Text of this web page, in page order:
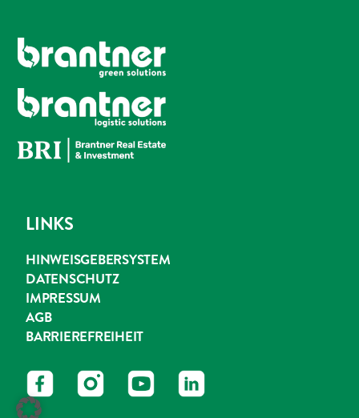
LINKS
HINWEISGEBERSYSTEM
DATENSCHUTZ
IMPRESSUM
AGB
BARRIEREFREIHEIT